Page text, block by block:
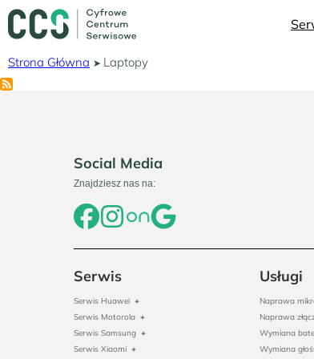
do
treści
Ścieżka
nawigacyjna
Strona Główna Laptopy
Social Media
Znajdziesz nas na:
Serwis
Serwis Huawei +
Serwis Motorola +
Serwis Samsung +
Serwis Xiaomi +
Usługi
Naprawa
Naprawa
Wymiana
Wymiana